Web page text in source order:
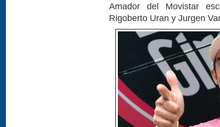
Amador del Movistar
Rigoberto Uran y Jurgen